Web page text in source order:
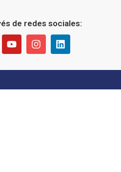
de redes sociales: